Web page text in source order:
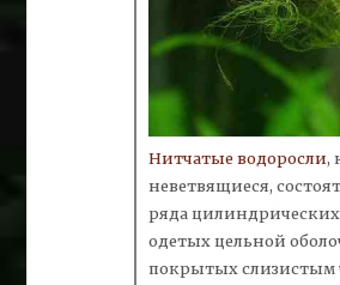
Нитчатые водоросли,
неветвящиеся,
ряда цилиндрических
одетых цельной
покрытых слизистым